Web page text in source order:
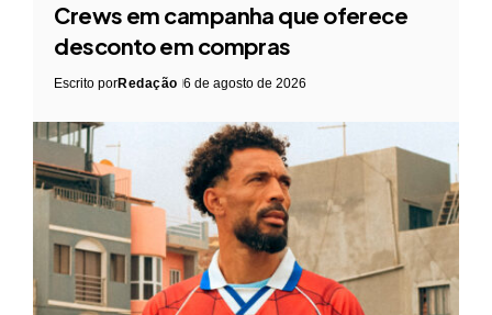
Crews em campanha que oferece
desconto em compras
Escrito porRedação 6 de agosto de 2026